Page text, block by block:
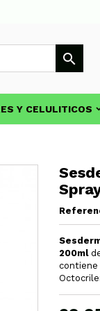

Y CELULITICOS
200ml
contiene